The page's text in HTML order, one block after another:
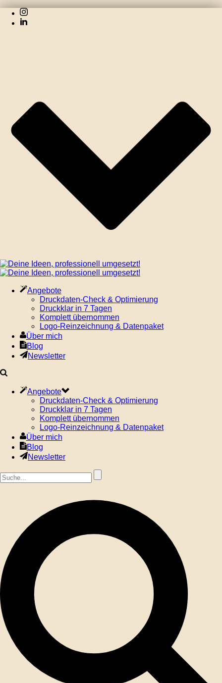
Angebote
Druckdaten-Check & Optimierung
Druckklar in 7 Tagen
Komplett übernommen
Logo-Reinzeichnung & Datenpaket
Über mich
Blog
Newsletter
Angebote
Druckdaten-Check & Optimierung
Druckklar in 7 Tagen
Komplett übernommen
Logo-Reinzeichnung & Datenpaket
Über mich
Blog
Newsletter